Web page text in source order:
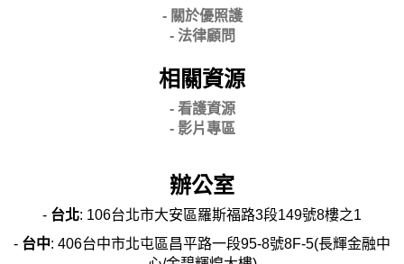
- 關於優照護
- 法律顧問
相關資源
- 看護資源
- 影片專區
辦公室
- 台北: 106台北市大安區羅斯福路3段149號8樓之1
- 台中: 406台中市北屯區昌平路一段95-8號8F-5(長輝金融中